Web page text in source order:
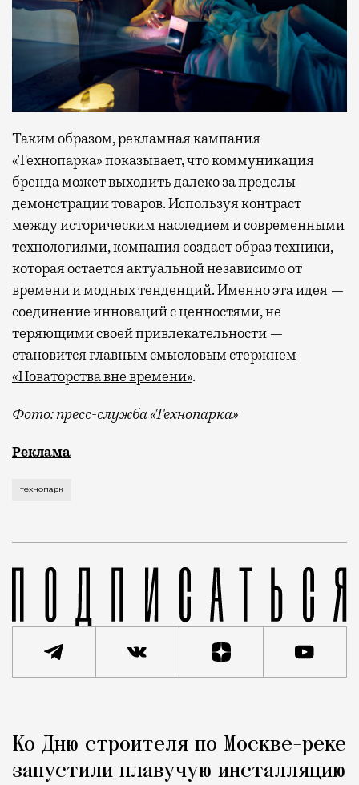
Таким образом, рекламная кампания
«Технопарка» показывает, что коммуникация
бренда может выходить далеко за пределы
демонстрации товаров. Используя контраст
между историческим наследием и современными
технологиями, компания создает образ техники,
которая остается актуальной независимо от
времени и модных тенденций. Именно эта идея —
соединение инноваций с ценностями, не
теряющими своей привлекательности —
становится главным смысловым стержнем
«Новаторства вне времени».
Фото: пресс-служба «Технопарка»
Рекламные кампании техники редко выходят за
Реклама
технопарк
Город
Ко Дню строителя по Москве-реке
запустили плавучую инсталляцию